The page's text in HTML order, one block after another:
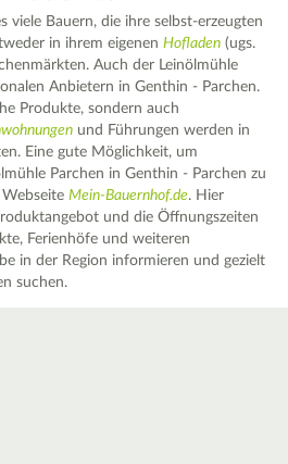
viele Bauern, die ihre selbst-erzeugten
in ihrem eigenenHofladen (ugs.
Auch der Leinölmühle
Anbietern in Genthin - Parchen.
Produkte, sondern auch
und Führungen werden in
Eine gute Möglichkeit, um
Parchen in Genthin - Parchen zu
WebseiteMein-Bauernhof.de. Hier
und die Öffnungszeiten
Ferienhöfe und weiteren
in der Region informieren und gezielt
suchen.